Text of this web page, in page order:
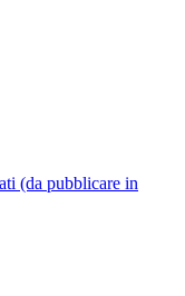
(da pubblicare in